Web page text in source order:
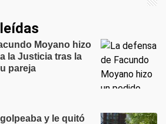
Moyano hizo
la Justicia tras la
pareja
y le quitó